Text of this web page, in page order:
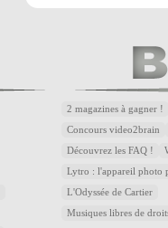
2 magazines à gagner !
Concours video2brain
Découvrez les FAQ !
Lytro : l'appareil photo
L'Odyssée de Cartier
Musiques libres de